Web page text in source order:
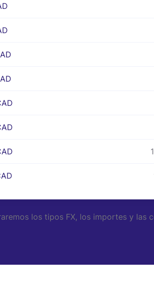
los tipos FX, los importes y las